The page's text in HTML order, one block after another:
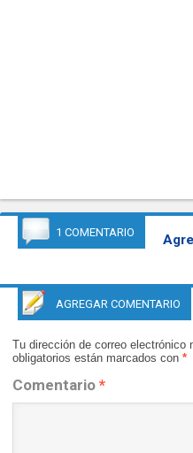
1 COMENTARIO
AGREGAR COMENTARIO
Tu dirección de correo electrónico
obligatorios están marcados con *
Comentario *